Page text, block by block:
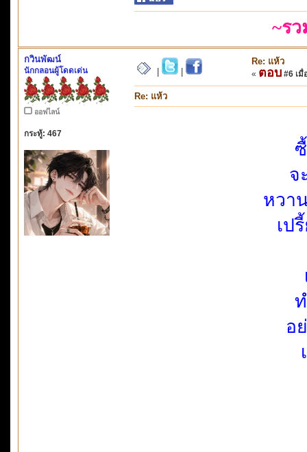
~ร
กวินพัฒน์
นักกลอนผู้โดดเด่น
ออฟไลน์
กระทู้: 467
Re: แห้ว
« ตอบ #6 เมื่
Re: แห้ว
จ
หวา
เป
อ